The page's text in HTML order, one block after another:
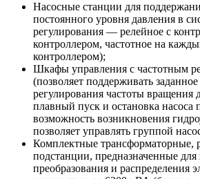
Насосные станции для
постоянного уровня давления в
регулирования — релейное с
контроллером, частотное на
контроллером);
Шкафы управления с частотным
(позволяет поддерживать
регулирования частоты вращения
плавный пуск и остановка насоса
возможность возникновения
позволяет управлять группой
Комплектные трансформаторные,
подстанции, предназначенные для
преобразования и распределения